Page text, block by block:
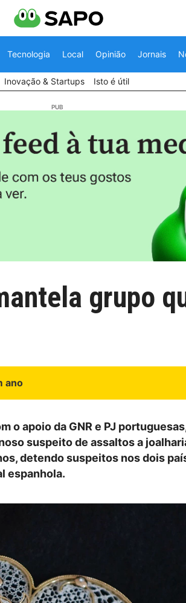
Tecnologia Local Opinião Jornais
Inovação & Startups Isto é útil
grupo
ano
o apoio da GNR e PJ
suspeito de assaltos a
detendo suspeitos nos dois
espanhola.